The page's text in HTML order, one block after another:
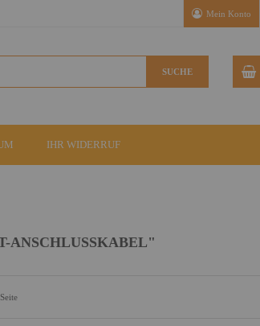
Mein Konto
SUCHE
IHR WIDERRUF
ANSCHLUSSKABEL"